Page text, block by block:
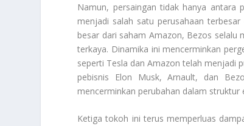
Namun, persaingan tidak hanya antara
menjadi salah satu perusahaan
besar dari saham Amazon, Bezos
terkaya. Dinamika ini mencerminkan
seperti Tesla dan Amazon telah menjadi
pebisnis Elon Musk, Arnault, dan
mencerminkan perubahan dalam struktur
Ketiga tokoh ini terus memperluas